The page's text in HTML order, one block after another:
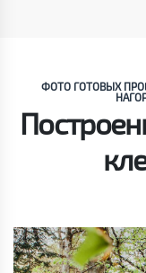
ФОТО ГОТОВЫХ